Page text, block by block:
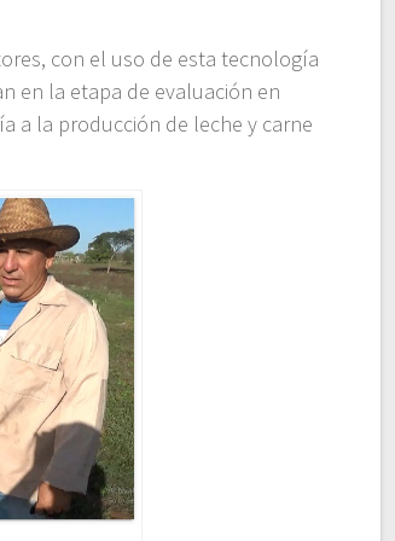
con el uso de esta tecnología
en la etapa de evaluación en
a la producción de leche y carne